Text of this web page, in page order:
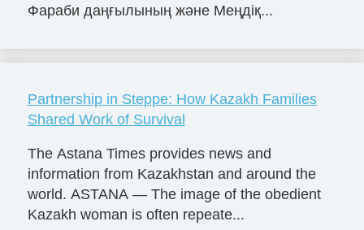
Фараби даңғылының және Меңдіқ...
Partnership in Steppe: How Kazakh Families
Shared Work of Survival
The Astana Times provides news and
information from Kazakhstan and around the
world. ASTANA — The image of the obedient
Kazakh woman is often repeate...